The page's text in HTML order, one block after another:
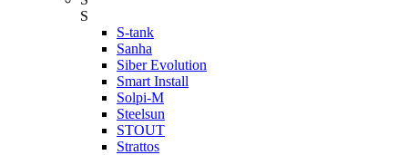
S
S-tank
Sanha
Siber Evolution
Smart Install
Solpi-M
Steelsun
STOUT
Strattos